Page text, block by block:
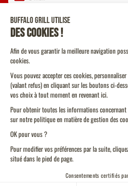
Toujours un
Valider
CGU
CGV Vente à emporter
CGU Programme de Fidélité
Politique Cookies
Protection des données personnelles
Plan du site
Toujours un